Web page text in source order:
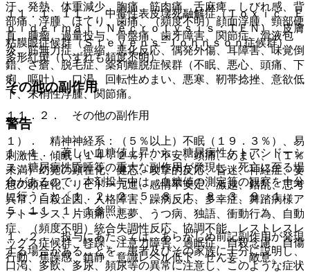
汗、発熱、体重減少、胸痛、筋肉痛、舌麻痺、しびれ感、背
部痛、浮腫、ほてり、歯痛、（頻度不明）顔面浮腫、頸部硬
直、腫瘤、過量投与、骨盤痛、歯牙障害、関節症、滑液包
炎、筋無力症、痙縮、悪化反応、偶発外傷、耳障害、味覚倒
錯、ざ瘡、脱毛症、薬剤離脱症候群（不眠、悪心、頭痛、下
痢、嘔吐）、口渇、回転性めまい、悪寒、靭帯捻挫、意欲低
下、末梢性浮腫、関節痛。
警告
１．１． 著しい血糖値上昇から、糖尿病性ケトアシドーシ
ス、糖尿病性昏睡等の重大な副作用が発現し、死亡に至る場
合があるので、本剤投与中は、血糖値の測定等の観察を十分
に行うこと〔１．２、２．５、８．１、８．３、９．１．
５、１１．１．１参照〕。
１．２． 投与にあたっては、あらかじめ前記副作用が発現
する場合があることを、患者及びその家族に十分に説明し、
口渇、多飲、多尿、頻尿等の異常に注意し、このような症状
１１．１．１１． 中毒性表皮壊死融解症（Ｔｏｘｉｃ Ｅ
ｐｉｄｅｒｍａｌ Ｎｅｃｒｏｌｙｓｉｓ：ＴＥＮ）、皮膚
粘膜眼症候群（Ｓｔｅｖｅｎｓ−Ｊｏｈｎｓｏｎ症候群）、
多形紅斑（いずれも頻度不明）。
その他の副作用
１１．２． その他の副作用
１）． 精神神経系：（５％以上）不眠（１９．３％）、易
刺激性、傾眠（１４．２％）、不安、頭痛、めまい、（１％
未満）幻覚の顕在化、健忘、攻撃的反応、昏迷、神経症、妄
想の顕在化、リビドー亢進、感情不安定、激越、錯乱、思考
異常、自殺企図、人格障害、躁病反応、多幸症、舞踏病様ア
テトーシス、片頭痛、悪夢、うつ病、独語、衝動行為、自動
症、（頻度不明）統合失調性反応、協調不能、レストレスレ
ッグス症候群、軽躁、注意力障害、過眠症、自殺念慮、自傷
行動、焦躁感、鎮静、意識レベル低下、せん妄、敵意。